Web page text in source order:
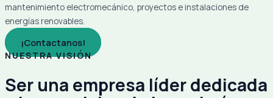
mantenimiento electromecánico, proyectos e instalaciones de
energías renovables.
¡Contactanos!
NUESTRA VISIÓN
Ser una empresa líder dedicada